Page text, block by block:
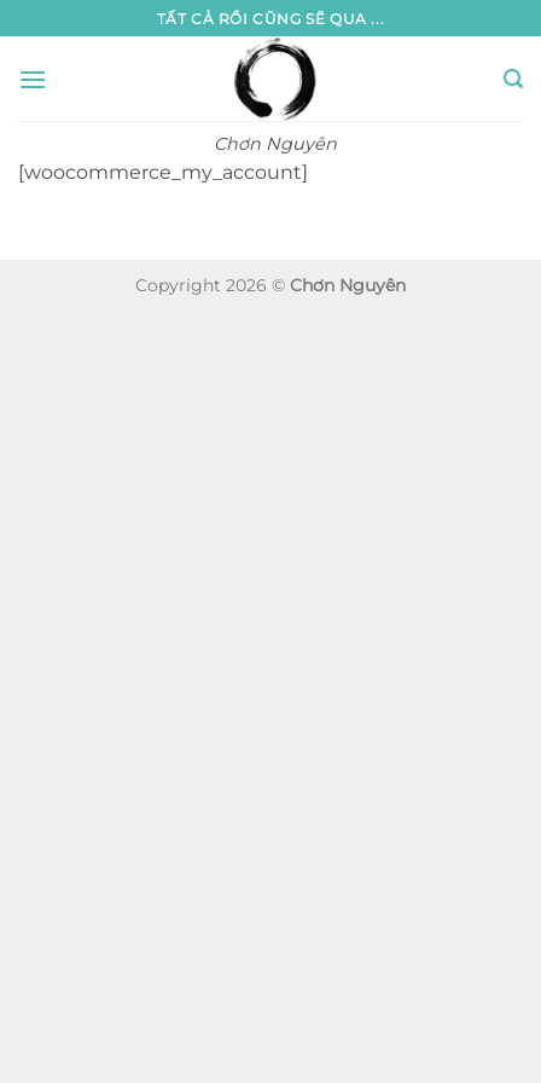
qua
nội
TẤT CẢ RỒI CŨNG SẼ QUA ...
Chơn Nguyên
[woocommerce_my_account]
Copyright 2026 © Chơn Nguyên